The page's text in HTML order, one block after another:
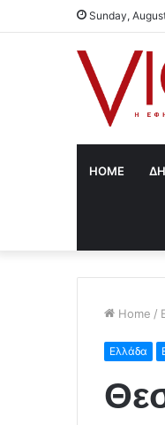
Sunday,
HOME
Home /
Ελλάδα